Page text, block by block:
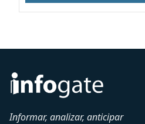
Informar, analizar, anticipar